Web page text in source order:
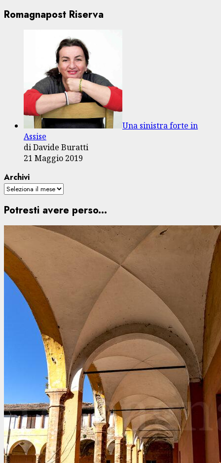
Romagnapost Riserva
Una sinistra forte in
Assise
di Davide Buratti
21 Maggio 2019
Archivi
Potresti avere perso...